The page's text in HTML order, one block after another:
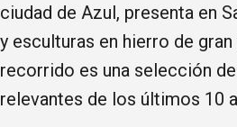
ciudad de Azul, presenta en
y esculturas en hierro de gran
recorrido es una selección
relevantes de los últimos 10